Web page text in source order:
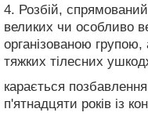
4. Розбій,
великих чи особливо
організованою
тяжких тілесних
карається
п'ятнадцяти років із